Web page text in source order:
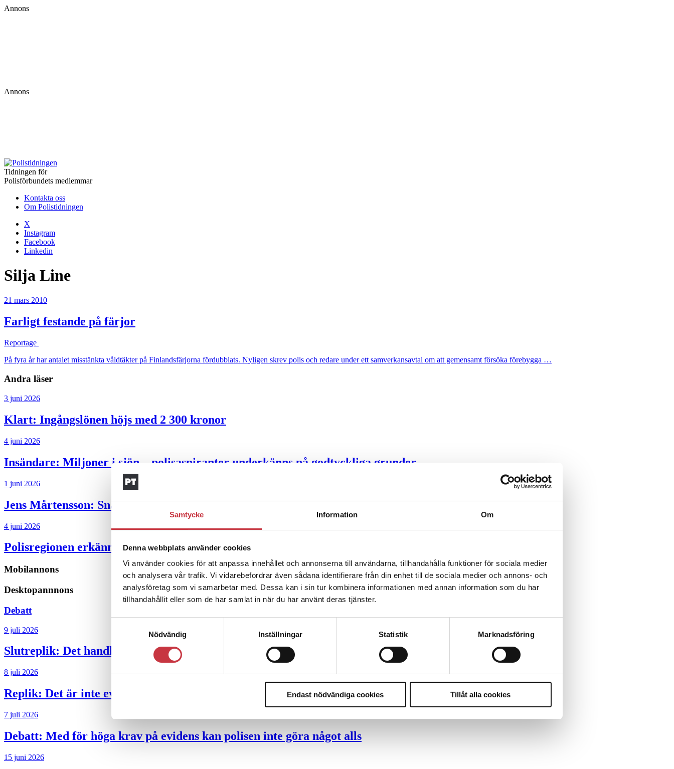
Samtycke Information Om
Denna webbplats använder cookies
Vi använder cookies för att anpassa innehållet och annonserna till användarna, tillhandahålla funktioner för sociala medier
och analysera vår trafik. Vi vidarebefordrar även sådana identifierare från din enhet till de sociala medier och annons- och
analysföretag som vi samarbetar med. Dessa kan i sin tur kombinera informationen med annan information som du har
tillhandahållit eller som de har samlat in när du har använt deras tjänster.
Nödvändig
Inställningar Statistik Marknadsföring
Endast nödvändiga cookies Tillåt alla cookies
Annons
Annons
Tidningen för
Polisförbundets medlemmar
Kontakta oss
Om Polistidningen
X
Instagram
Facebook
Linkedin
Silja Line
21 mars 2010
Farligt festande på färjor
Reportage
På fyra år har antalet misstänkta våldtäkter på Finlandsfärjorna fördubblats. Nyligen skrev polis och redare under ett samverkansavtal om att gemensamt försöka förebygga …
Andra läser
3 juni 2026
Klart: Ingångslönen höjs med 2 300 kronor
4 juni 2026
Insändare: Miljoner i sjön – polisaspiranter underkänns på godtyckliga grunder
1 juni 2026
Jens Mårtensson: Snart 20 år i tjänst – nu ska han lära sig grunderna
4 juni 2026
Polisregionen erkänner fel: ”Kommer att rättas till”
Mobilannons
Desktopannnons
Debatt
9 juli 2026
Slutreplik: Det handlar om kunskapsstyrning – inte om forskarnas motiv
8 juli 2026
Replik: Det är inte evidenskrav som bakbinder polisen
7 juli 2026
Debatt: Med för höga krav på evidens kan polisen inte göra något alls
15 juni 2026